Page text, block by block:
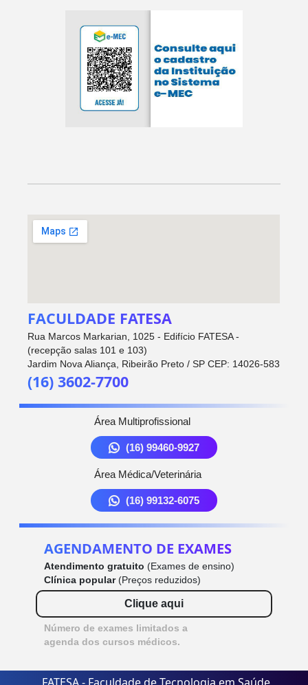
FACULDADE FATESA
Rua Marcos Markarian, 1025 - Edifício FATESA -
(recepção salas 101 e 103)
Jardim Nova Aliança, Ribeirão Preto / SP CEP: 14026-583
(16) 3602-7700
Área Multiprofissional
(16) 99460-9927
Área Médica/Veterinária
(16) 99132-6075
AGENDAMENTO DE EXAMES
Atendimento gratuito (Exames de ensino)
Clínica popular(Preços reduzidos)
Clique aqui
Número de exames limitados a
agenda dos cursos médicos.